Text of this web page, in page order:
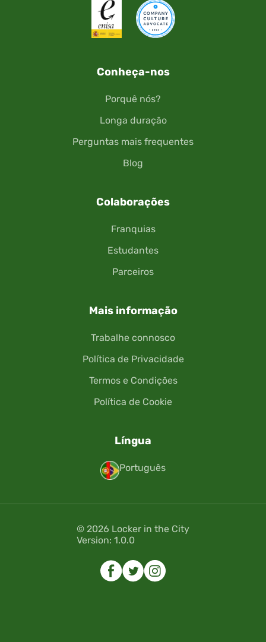
Conheça-nos
Porquê nós?
Longa duração
Perguntas mais frequentes
Blog
Colaborações
Franquias
Estudantes
Parceiros
Mais informação
Trabalhe connosco
Política de Privacidade
Termos e Condições
Política de Cookie
Língua
Português
© 2026 Locker in the City
Version: 1.0.0